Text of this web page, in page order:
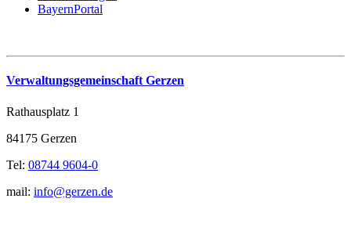
BayernPortal
Verwaltungsgemeinschaft Gerzen
Rathausplatz 1
84175 Gerzen
Tel: 08744 9604-0
mail: info@gerzen.de